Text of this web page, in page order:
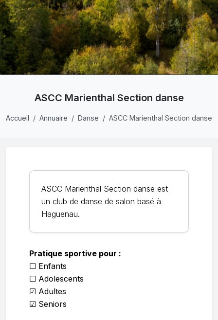
ASCC Marienthal Section danse
Accueil Annuaire Danse ASCC Marienthal Section danse
ASCC Marienthal Section danse est
un club de danse de salon basé à
Haguenau.
Pratique sportive pour :
☐ Enfants
☐ Adolescents
☑ Adultes
☑ Seniors